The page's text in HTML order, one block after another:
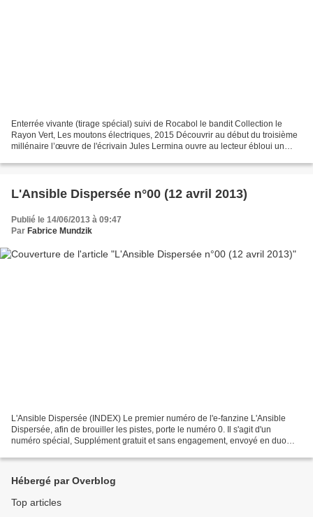
Enterrée vivante (tirage spécial) suivi de Rocabol le bandit Collection le
Rayon Vert, Les moutons électriques, 2015 Découvrir au début du troisième
millénaire l’œuvre de l'écrivain Jules Lermina ouvre au lecteur ébloui un
L'Ansible Dispersée n°00 (12 avril 2013)
Publié le 14/06/2013 à 09:47
Par Fabrice Mundzik
L'Ansible Dispersée (INDEX) Le premier numéro de l'e-fanzine L'Ansible
Dispersée, afin de brouiller les pistes, porte le numéro 0. Il s'agit d'un
numéro spécial, Supplément gratuit et sans engagement, envoyé en duo
Hébergé par Overblog
Top articles